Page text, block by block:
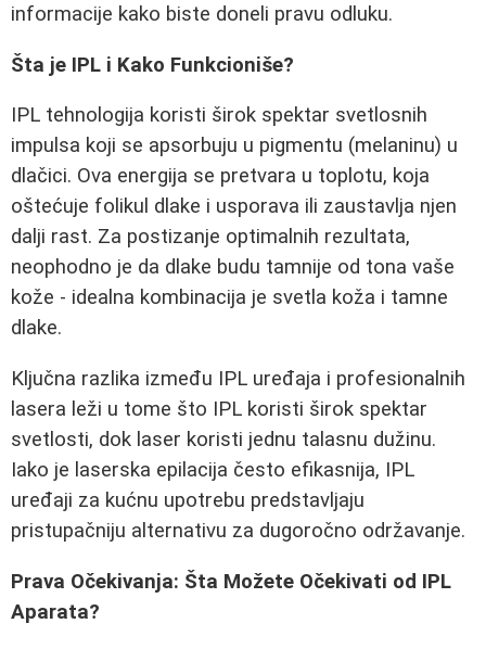
informacije kako biste doneli pravu odluku.
Šta je IPL i Kako Funkcioniše?
IPL tehnologija koristi širok spektar svetlosnih
impulsa koji se apsorbuju u pigmentu (melaninu) u
dlačici. Ova energija se pretvara u toplotu, koja
oštećuje folikul dlake i usporava ili zaustavlja njen
dalji rast. Za postizanje optimalnih rezultata,
neophodno je da dlake budu tamnije od tona vaše
kože - idealna kombinacija je svetla koža i tamne
dlake.
Ključna razlika između IPL uređaja i profesionalnih
lasera leži u tome što IPL koristi širok spektar
svetlosti, dok laser koristi jednu talasnu dužinu.
Iako je laserska epilacija često efikasnija, IPL
uređaji za kućnu upotrebu predstavljaju
pristupačniju alternativu za dugoročno održavanje.
Prava Očekivanja: Šta Možete Očekivati od IPL
Aparata?